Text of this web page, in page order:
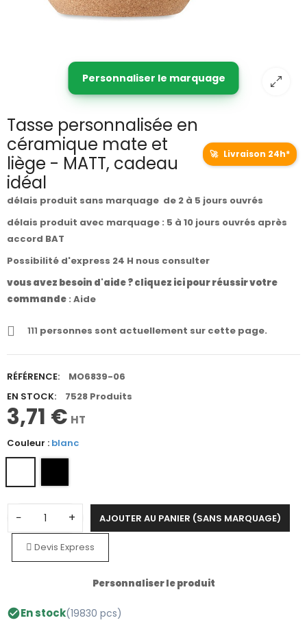
Personnaliser le marquage
Tasse personnalisée en
céramique mate et
liège - MATT, cadeau
idéal
🚀 Livraison 24h*
délais produit sans marquage de 2 à 5 jours ouvrés
délais produit avec marquage : 5 à 10 jours ouvrés après
accord BAT
Possibilité d'express 24 H nous consulter
vous avez besoin d'aide ? cliquez ici pour réussir votre
commande : Aide
111 personnes sont actuellement sur cette page.
RÉFÉRENCE:
MO6839-06
EN STOCK:
7528 Produits
3,71 € HT
Couleur : blanc
− + AJOUTER AU PANIER (SANS MARQUAGE)
Devis Express
Personnaliser le produit
check_circleEn stock(19830 pcs)